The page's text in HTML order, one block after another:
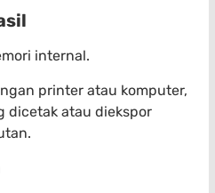
internal.
printer atau komputer,
dicetak atau diekspor